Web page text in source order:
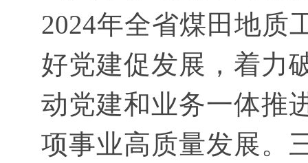
2024年全省煤田地质
好党建促发展，着力
动党建和业务一体推
项事业高质量发展。